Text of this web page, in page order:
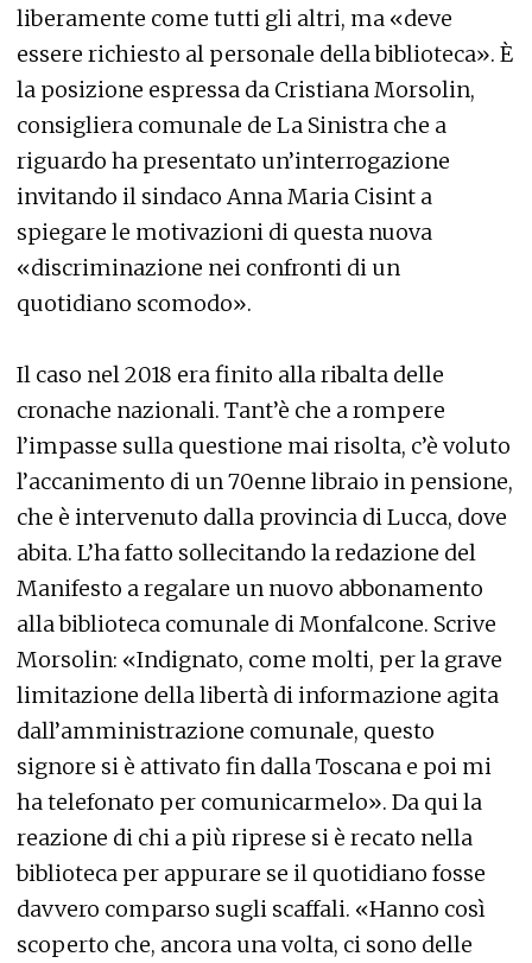
liberamente come tutti gli altri, ma «deve
essere richiesto al personale della biblioteca». È
la posizione espressa da Cristiana Morsolin,
consigliera comunale de La Sinistra che a
riguardo ha presentato un’interrogazione
invitando il sindaco Anna Maria Cisint a
spiegare le motivazioni di questa nuova
«discriminazione nei confronti di un
quotidiano scomodo».
Il caso nel 2018 era finito alla ribalta delle
cronache nazionali. Tant’è che a rompere
l’impasse sulla questione mai risolta, c’è voluto
l’accanimento di un 70enne libraio in pensione,
che è intervenuto dalla provincia di Lucca, dove
abita. L’ha fatto sollecitando la redazione del
Manifesto a regalare un nuovo abbonamento
alla biblioteca comunale di Monfalcone. Scrive
Morsolin: «Indignato, come molti, per la grave
limitazione della libertà di informazione agita
dall’amministrazione comunale, questo
signore si è attivato fin dalla Toscana e poi mi
ha telefonato per comunicarmelo». Da qui la
reazione di chi a più riprese si è recato nella
biblioteca per appurare se il quotidiano fosse
davvero comparso sugli scaffali. «Hanno così
scoperto che, ancora una volta, ci sono delle